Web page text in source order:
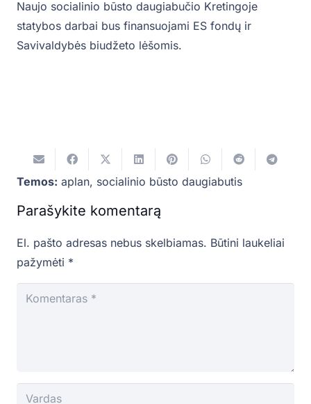
Naujo socialinio būsto daugiabučio Kretingoje
statybos darbai bus finansuojami ES fondų ir
Savivaldybės biudžeto lėšomis.
Temos: aplan, socialinio būsto daugiabutis
Parašykite komentarą
El. pašto adresas nebus skelbiamas. Būtini laukeliai
pažymėti *